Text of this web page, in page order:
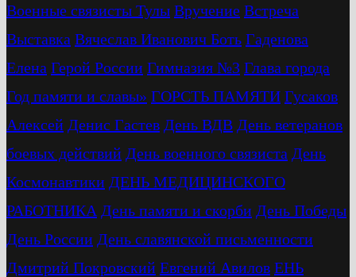
Военные связисты Тулы Вручение Встреча
Выставка Вячеслав Иванович Боть Гаденова
Елена Герой России Гимназия №3 Глава города
Год памяти и славы» ГОРСТЬ ПАМЯТИ Гусаков
Алексей Денис Гастев День ВДВ День ветеранов
боевых действий День военного связиста День
Космонавтики ДЕНЬ МЕДИЦИНСКОГО
РАБОТНИКА День памяти и скорби День Победы
День России День славянской письменности
Дмитрий Покровский Евгений Авилов ЕНЬ